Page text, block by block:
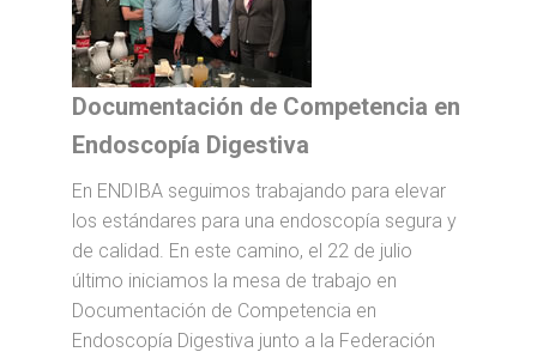
Documentación de Competencia en
Endoscopía Digestiva
En ENDIBA seguimos trabajando para elevar
los estándares para una endoscopía segura y
de calidad. En este camino, el 22 de julio
último iniciamos la mesa de trabajo en
Documentación de Competencia en
Endoscopía Digestiva junto a la Federación